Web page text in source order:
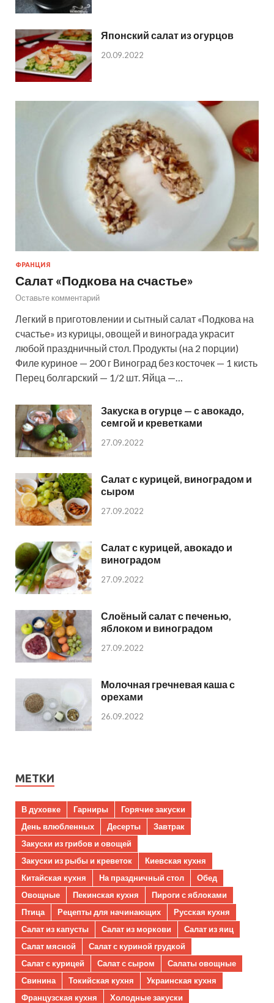
Японский салат из огурцов
20.09.2022
ФРАНЦИЯ
Салат «Подкова на счастье»
Оставьте комментарий
Легкий в приготовлении и сытный салат «Подкова на
счастье» из курицы, овощей и винограда украсит
любой праздничный стол. Продукты (на 2 порции)
Филе куриное — 200 г Виноград без косточек — 1 кисть
Перец болгарский — 1/2 шт. Яйца —…
Закуска в огурце — с авокадо,
семгой и креветками
27.09.2022
Салат с курицей, виноградом и
сыром
27.09.2022
Салат с курицей, авокадо и
виноградом
27.09.2022
Слоёный салат с печенью,
яблоком и виноградом
27.09.2022
Молочная гречневая каша с
орехами
26.09.2022
МЕТКИ
В духовке Гарниры
Горячие закуски
День влюбленных
Десерты
Завтрак
Закуски из грибов и овощей
Закуски из рыбы и креветок
Киевская кухня
Китайская кухня
На праздничный стол
Обед
Овощные
Пекинская кухня
Пироги с яблоками
Птица
Рецепты для начинающих
Русская кухня
Салат из капусты
Салат из моркови
Салат из яиц
Салат мясной
Салат с куриной грудкой
Салат с курицей
Салат с сыром
Салаты овощные
Свинина
Токийская кухня
Украинская кухня
Французская кухня
Холодные закуски